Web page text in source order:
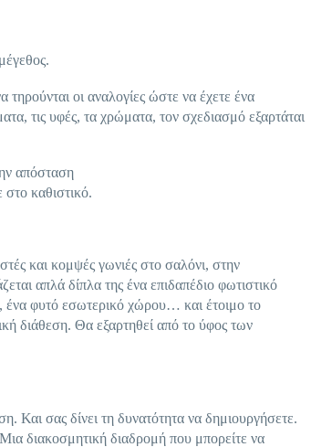
οι αναλογίες ώστε να έχετε ένα
τις υφές, τα χρώματα, τον σχεδιασμό εξαρτάται
απόσταση
καθιστικό.
και κομψές γωνιές στο σαλόνι, στην
απλά δίπλα της ένα επιδαπέδιο φωτιστικό
ένα φυτό εσωτερικό χώρου… και έτοιμο το
διάθεση. Θα εξαρτηθεί από το ύφος των
Και σας δίνει τη δυνατότητα να δημιουργήσετε.
διακοσμητική διαδρομή που μπορείτε να